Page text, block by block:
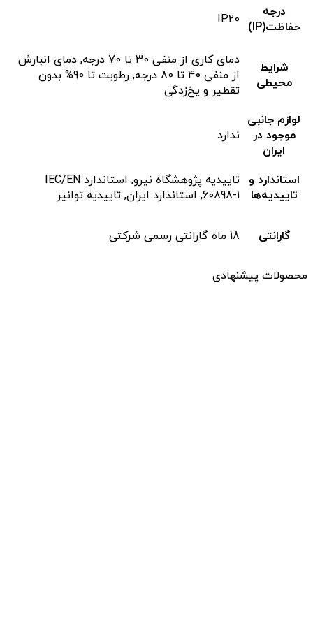
درجه
حفاظت(IP)
IP20
شرایط
محیطی
دمای کاری از منفی 30 تا 70 درجه, دمای انبارش
از منفی 40 تا 80 درجه, رطوبت تا 90% بدون
تقطیر و یخ‌زدگی
لوازم جانبی
موجود در
ایران
ندارد
استاندارد و
تاییدیه‌ها
تاییدیه پژوهشگاه نیرو, استاندارد IEC/EN
60898-1, استاندارد ایران, تاییدیه توانیر
گارانتی 18 ماه گارانتی رسمی شرکتی
محصولات پیشنهادی